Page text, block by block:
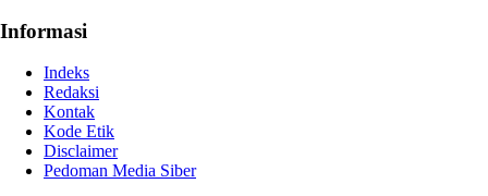
Informasi
Indeks
Redaksi
Kontak
Kode Etik
Disclaimer
Pedoman Media Siber